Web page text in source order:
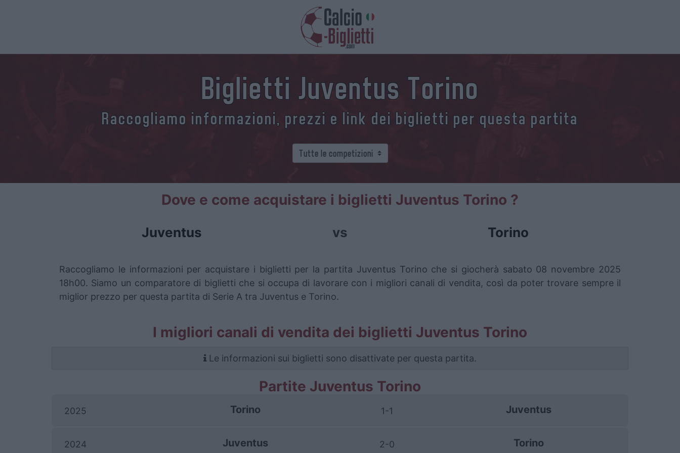
Biglietti Juventus Torino
Raccogliamo informazioni, prezzi e link dei biglietti per questa partita
Dove e come acquistare i biglietti Juventus Torino ?
Juventus vs Torino
Raccogliamo le informazioni per acquistare i biglietti per la partita Juventus Torino che si giocherà sabato 08 novembre 2025
18h00. Siamo un comparatore di biglietti che si occupa di lavorare con i migliori canali di vendita, così da poter trovare sempre il
miglior prezzo per questa partita di Serie A tra Juventus e Torino.
I migliori canali di vendita dei biglietti Juventus Torino
Le informazioni sui biglietti sono disattivate per questa partita.
Partite Juventus Torino
2025 Torino 1-1 Juventus
2024 Juventus 2-0 Torino